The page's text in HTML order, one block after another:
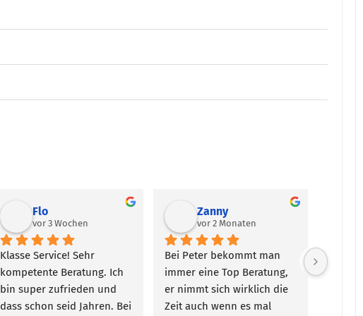
Flo
vor 3 Wochen
Klasse Service! Sehr
kompetente Beratung. Ich
bin super zufrieden und
dass schon seid Jahren. Bei
Zanny
vor 2 Monaten
Bei Peter bekommt man
immer eine Top Beratung,
er nimmt sich wirklich die
Zeit auch wenn es mal